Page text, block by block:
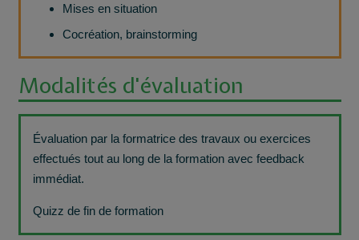
Mises en situation
Cocréation, brainstorming
Modalités d'évaluation
Évaluation par la formatrice des travaux ou exercices
effectués tout au long de la formation avec feedback
immédiat.
Quizz de fin de formation